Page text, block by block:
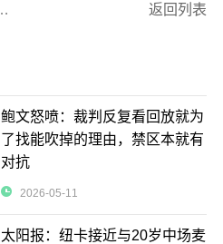
返回列表
鲍文怒喷：裁判反复看回放就为
了找能吹掉的理由，禁区本就有
对抗
2026-05-11
太阳报：纽卡接近与20岁中场麦